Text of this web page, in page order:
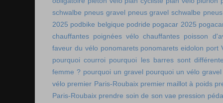
schwalbe pneus gravel pneus gravel schwalbe
2025 podbike belgique podride pogacar 2025
chauffantes poignées vélo chauffantes poisson
faveur du vélo ponomarets ponomarets eidolon port
pourquoi courroi pourquoi les barres sont
femme ? pourquoi un gravel pourquoi un vélo gravel
vélo premier Paris-Roubaix premier maillot à poids
Paris-Roubaix prendre soin de son vae pression